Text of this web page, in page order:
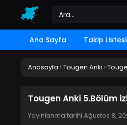
Ana Sayfa Takip Listesi
Anasayfa › Tougen Anki ›
Tougen Anki 5.Bölüm
Yayınlanma tarihi Ağustos 8,